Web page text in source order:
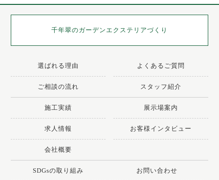
千年翠のガーデンエクステリアづくり
選ばれる理由 よくあるご質問
ご相談の流れ スタッフ紹介
施工実績 展示場案内
求人情報 お客様インタビュー
会社概要
SDGsの取り組み お問い合わせ